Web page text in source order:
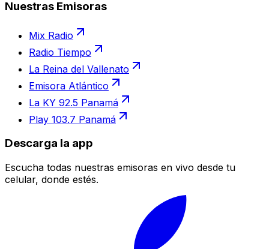
Nuestras Emisoras
Mix Radio
Radio Tiempo
La Reina del Vallenato
Emisora Atlántico
La KY 92.5 Panamá
Play 103.7 Panamá
Descarga la app
Escucha todas nuestras emisoras en vivo desde tu
celular, donde estés.